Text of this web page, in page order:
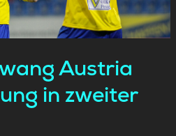
Austria
in zweiter